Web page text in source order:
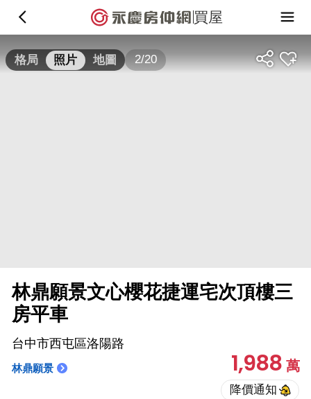
買屋
格局 照片 地圖 2/20
林鼎願景文心櫻花捷運宅次頂樓三
房平車
台中市西屯區洛陽路
林鼎願景 1,988萬